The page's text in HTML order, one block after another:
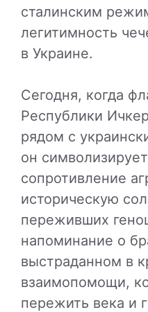
сталинским
легитимность
в Украине.
Сегодня, когда
Республики
рядом с
он
сопротивление
историческую
переживших
напоминание о
выстраданном в
взаимопомощи,
пережить века и